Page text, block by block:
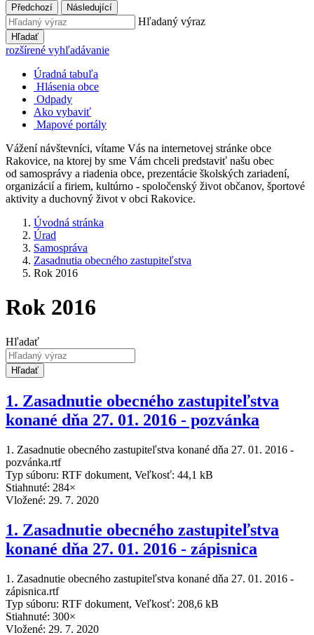
Předchozí Následující
Hľadaný výraz
Hľadať
rozšírené vyhľadávanie
Úradná tabuľa
Hlásenia obce
Odpady
Ako vybaviť
Mapové portály
Vážení návštevníci, vítame Vás na internetovej stránke obce
Rakovice, na ktorej by sme Vám chceli predstaviť našu obec
od samosprávy a riadenia obce, prezentácie školských zariadení,
organizácií a firiem, kultúrno - spoločenský život občanov, športové
aktivity a duchovný život v obci Rakovice.
Úvodná stránka
Úrad
Samospráva
Zasadnutia obecného zastupiteľstva
Rok 2016
Rok 2016
Hľadať
Hľadať
1. Zasadnutie obecného zastupiteľstva
konané dňa 27. 01. 2016 - pozvánka
1. Zasadnutie obecného zastupiteľstva konané dňa 27. 01. 2016 -
pozvánka.rtf
Typ súboru: RTF dokument, Veľkosť: 44,1 kB
Stiahnuté: 284×
Vložené: 29. 7. 2020
1. Zasadnutie obecného zastupiteľstva
konané dňa 27. 01. 2016 - zápisnica
1. Zasadnutie obecného zastupiteľstva konané dňa 27. 01. 2016 -
zápisnica.rtf
Typ súboru: RTF dokument, Veľkosť: 208,6 kB
Stiahnuté: 300×
Vložené: 29. 7. 2020